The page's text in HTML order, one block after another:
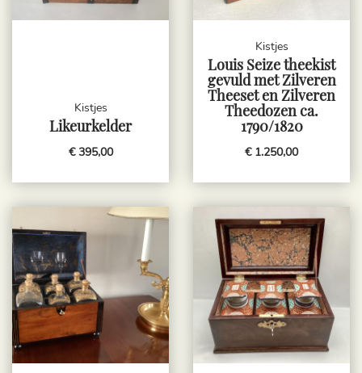
Kistjes
Likeurkelder
€ 395,00
Kistjes
Louis Seize theekist
gevuld met Zilveren
Theeset en Zilveren
Theedozen ca.
1790/1820
€ 1.250,00